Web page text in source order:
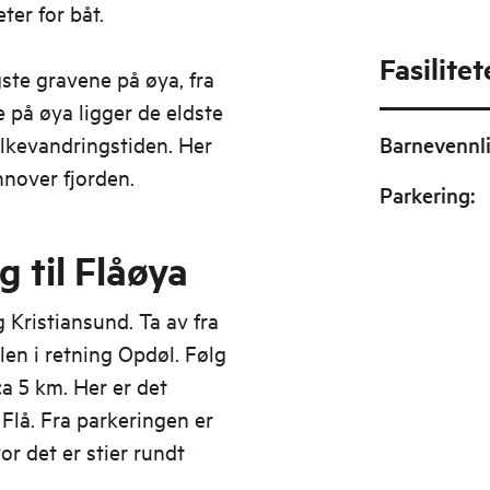
for båt.
gravene på øya, fra
på øya ligger de eldste
Her
fjorden.
til Flåøya
Ta av fra
i retning Opdøl. Følg
5 km. Her er det
Fra parkeringen er
det er stier rundt
Parkering: